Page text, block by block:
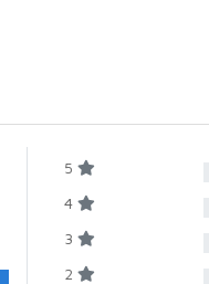
5
4
3
2